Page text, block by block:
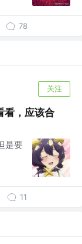
78
关注
看，应该合
是要
11